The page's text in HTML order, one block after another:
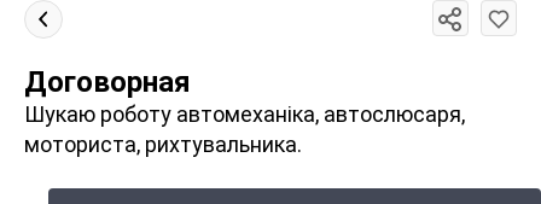
Договорная
Шукаю роботу автомеханіка, автослюсаря,
моториста, рихтувальника.